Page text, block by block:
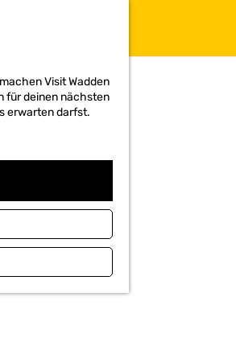
Visit Wadden
für deinen nächsten
erwarten darfst.